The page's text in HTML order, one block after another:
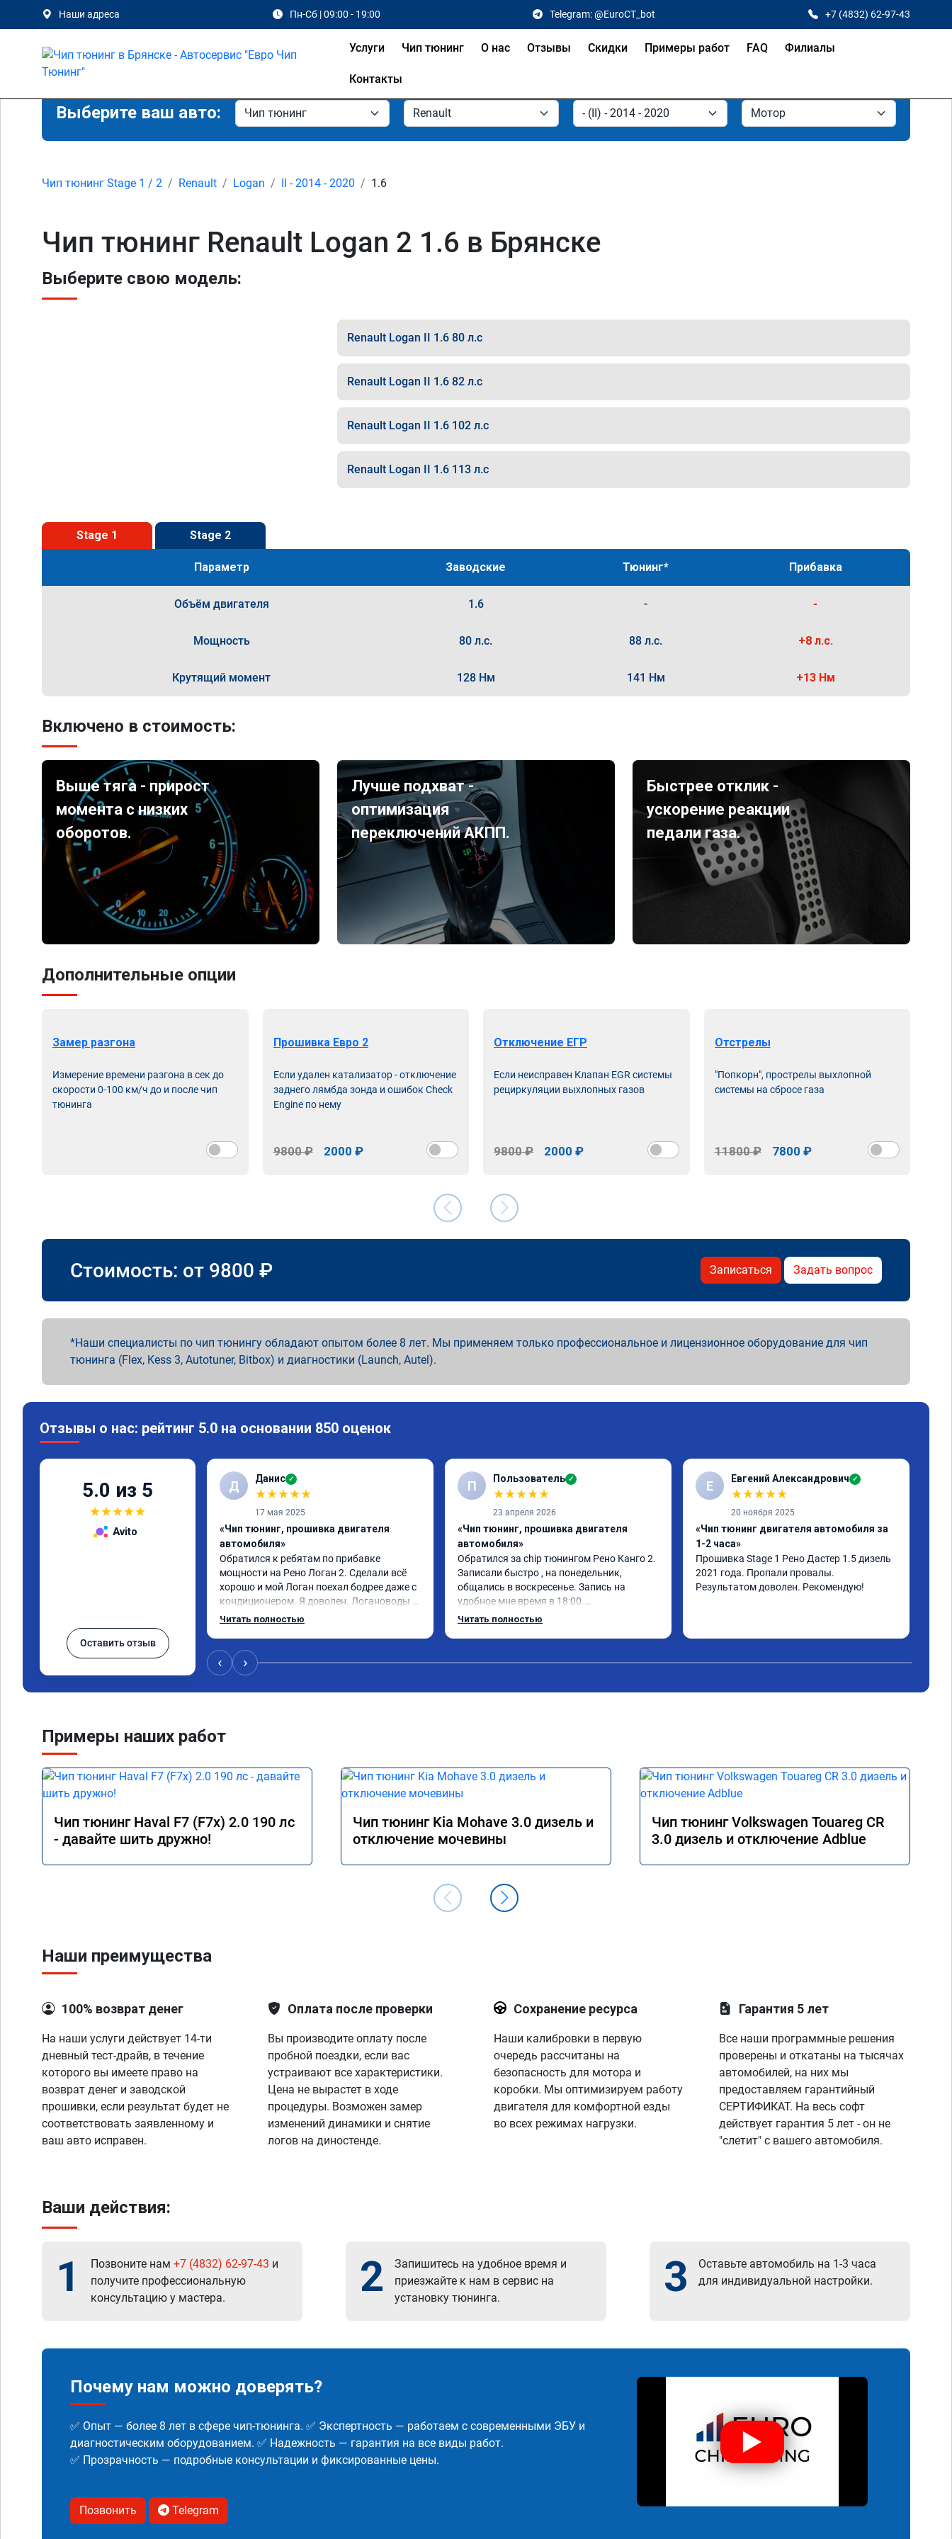
Наши адреса Пн-Сб | 09:00 - 19:00 Telegram: @EuroCT_bot +7 (4832) 62-97-43
Услуги Чип тюнинг О нас Отзывы Скидки Примеры работ FAQ Филиалы
Контакты
Выберите ваш авто:
Чип тюнинг Stage 1 / 2 Renault Logan II - 2014 - 2020 1.6
Чип тюнинг Renault Logan 2 1.6 в Брянске
Выберите свою модель:
Renault Logan II 1.6 80 л.с
Renault Logan II 1.6 82 л.с
Renault Logan II 1.6 102 л.с
Renault Logan II 1.6 113 л.с
Stage 1 Stage 2
Параметр Заводские Тюнинг* Прибавка
Объём двигателя 1.6 - -
Мощность 80 л.с. 88 л.с. +8 л.с.
Крутящий момент 128 Нм 141 Нм +13 Нм
Включено в стоимость:
Выше тяга - прирост
момента с низких
оборотов.
Лучше подхват -
оптимизация
переключений АКПП.
Быстрее отклик -
ускорение реакции
педали газа.
Дополнительные опции
Замер разгона
Измерение времени разгона в сек до
скорости 0-100 км/ч до и после чип
тюнинга
Прошивка Евро 2
Если удален катализатор - отключение
заднего лямбда зонда и ошибок Check
Engine по нему
9800 ₽ 2000 ₽
Отключение ЕГР
Если неисправен Клапан EGR системы
рециркуляции выхлопных газов
9800 ₽ 2000 ₽
Отстрелы
"Попкорн", прострелы выхлопной
системы на сбросе газа
11800 ₽ 7800 ₽
Стоимость: от 9800 ₽ Записаться Задать вопрос
Наши специалисты по чип тюнингу обладают опытом более 8 лет. Мы применяем только профессиональное и лицензионное оборудование для чип
тюнинга (Flex, Kess 3, Autotuner, Bitbox) и диагностики (Launch, Autel).
Отзывы о нас: рейтинг 5.0 на основании 850 оценок
5.0 из 5
★★★★★
Avito
Оставить отзыв
Д Данис ✓
★★★★★
17 мая 2025
«Чип тюнинг, прошивка двигателя
автомобиля»
Обратился к ребятам по прибавке
мощности на Рено Логан 2. Сделали всё
хорошо и мой Логан поехал бодрее даже с
кондиционером. Я доволен. Логановоды
обращайтесь к ним и будете довольны!
Читать полностью
П Пользователь ✓
★★★★★
23 апреля 2026
«Чип тюнинг, прошивка двигателя
автомобиля»
Обратился за chip тюнингом Рено Канго 2.
Записали быстро , на понедельник,
общались в воскресенье. Запись на
удобное мне время в 18:00.
Работу выполнили за 30 минут,
Читать полностью
Е Евгений Александрович ✓
★★★★★
20 ноября 2025
«Чип тюнинг двигателя автомобиля за
1-2 часа»
Прошивка Stage 1 Рено Дастер 1.5 дизель
2021 года. Пропали провалы.
Результатом доволен. Рекомендую!
‹ ›
Примеры наших работ
Чип тюнинг Haval F7 (F7x) 2.0 190 лс
- давайте шить дружно!
Чип тюнинг Kia Mohave 3.0 дизель и
отключение мочевины
Чип тюнинг Volkswagen Touareg CR
3.0 дизель и отключение Adblue
Наши преимущества
100% возврат денег
На наши услуги действует 14-ти
дневный тест-драйв, в течение
которого вы имеете право на
возврат денег и заводской
прошивки, если результат будет не
соответствовать заявленному и
ваш авто исправен.
Оплата после проверки
Вы производите оплату после
пробной поездки, если вас
устраивают все характеристики.
Цена не вырастет в ходе
процедуры. Возможен замер
изменений динамики и снятие
логов на диностенде.
Сохранение ресурса
Наши калибровки в первую
очередь рассчитаны на
безопасность для мотора и
коробки. Мы оптимизируем работу
двигателя для комфортной езды
во всех режимах нагрузки.
Гарантия 5 лет
Все наши программные решения
проверены и откатаны на тысячах
автомобилей, на них мы
предоставляем гарантийный
СЕРТИФИКАТ. На весь софт
действует гарантия 5 лет - он не
"слетит" с вашего автомобиля.
Ваши действия:
1 Позвоните нам +7 (4832) 62-97-43 и
получите профессиональную
консультацию у мастера.
2
Запишитесь на удобное время и
приезжайте к нам в сервис на
установку тюнинга.
3
Оставьте автомобиль на 1-3 часа
для индивидуальной настройки.
Почему нам можно доверять?
✅ Опыт — более 8 лет в сфере чип-тюнинга. ✅ Экспертность — работаем с современными ЭБУ и
диагностическим оборудованием. ✅ Надежность — гарантия на все виды работ.
✅ Прозрачность — подробные консультации и фиксированные цены.
Позвонить Telegram